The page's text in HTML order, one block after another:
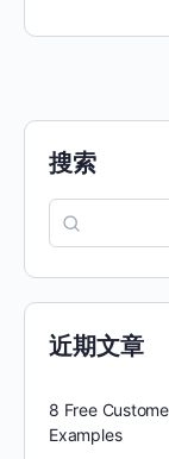
搜索
近期文章
8 Free
Examples